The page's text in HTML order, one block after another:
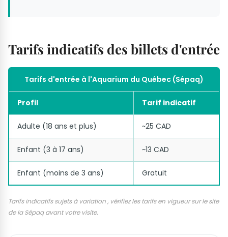
Tarifs indicatifs des billets d'entrée
Tarifs d'entrée à l'Aquarium du Québec (Sépaq)
Profil Tarif indicatif
Adulte (18 ans et plus) ~25 CAD
Enfant (3 à 17 ans) ~13 CAD
Enfant (moins de 3 ans) Gratuit
Tarifs indicatifs sujets à variation , vérifiez les tarifs en vigueur sur le site
de la Sépaq avant votre visite.